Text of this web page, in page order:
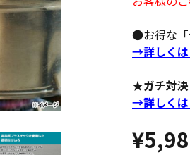
●お得な「
→詳しく
★ガチ対
→詳しく